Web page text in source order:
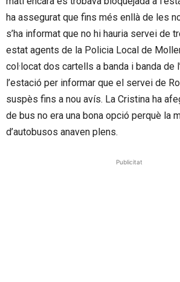
ha assegurat que fins més enllà de les
s’ha informat que no hi hauria servei de
estat agents de la Policia Local de
col·locat dos cartells a banda i banda de
l’estació per informar que el servei de
suspès fins a nou avís. La Cristina ha
de bus no era una bona opció perquè la
d’autobusos anaven plens.
Publicitat